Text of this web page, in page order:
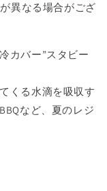
異なる場合がござ
カバー”スタビー
くる水滴を吸収す
など、夏のレジ